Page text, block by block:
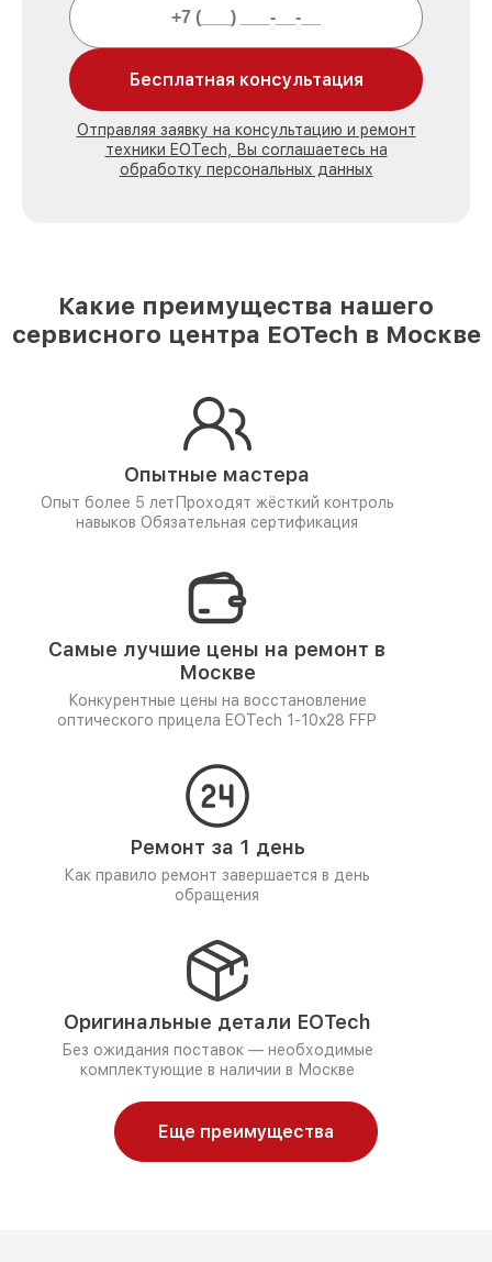
Бесплатная консультация
Отправляя заявку на консультацию и ремонт
техники EOTech, Вы соглашаетесь на
обработку персональных данных
Какие преимущества нашего
сервисного центра EOTech в Москве
Опытные мастера
Опыт более 5 лет Проходят жёсткий контроль
навыков Обязательная сертификация
Самые лучшие цены на ремонт в
Москве
Конкурентные цены на восстановление
оптического прицела EOTech 1-10x28 FFP
Ремонт за 1 день
Как правило ремонт завершается в день
обращения
Оригинальные детали EOTech
Без ожидания поставок — необходимые
комплектующие в наличии в Москве
Еще преимущества